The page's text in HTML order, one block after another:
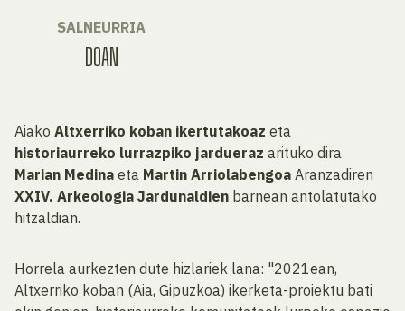
SALNEURRIA
DOAN
Aiako Altxerriko koban ikertutakoaz eta
historiaurreko lurrazpiko jardueraz arituko dira
Marian Medina eta Martin Arriolabengoa Aranzadiren
XXIV. Arkeologia Jardunaldien barnean antolatutako
hitzaldian.
Horrela aurkezten dute hizlariek lana: "2021ean,
Altxerriko koban (Aia, Gipuzkoa) ikerketa-proiektu bati